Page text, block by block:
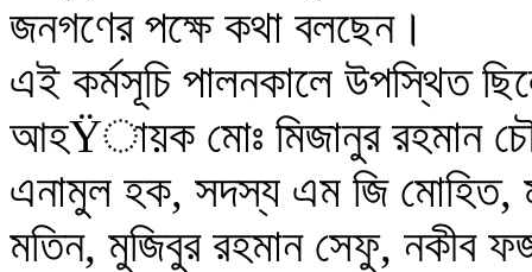
জনগণের পক্ষে কথা বলছেন।
এই কর্মসূচি পালনকালে উপস্থিত
আহŸায়ক মোঃ মিজানুর রহমান
এনামুল হক, সদস্য এম জি মোহিত,
মতিন, মুজিবুর রহমান সেফু, নকীব